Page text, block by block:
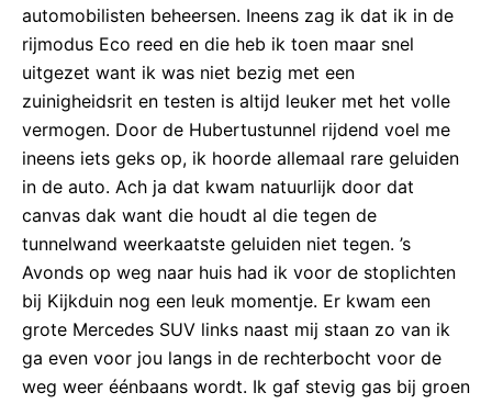
automobilisten beheersen. Ineens zag ik dat ik in de
rijmodus Eco reed en die heb ik toen maar snel
uitgezet want ik was niet bezig met een
zuinigheidsrit en testen is altijd leuker met het volle
vermogen. Door de Hubertustunnel rijdend voel me
ineens iets geks op, ik hoorde allemaal rare geluiden
in de auto. Ach ja dat kwam natuurlijk door dat
canvas dak want die houdt al die tegen de
tunnelwand weerkaatste geluiden niet tegen. ’s
Avonds op weg naar huis had ik voor de stoplichten
bij Kijkduin nog een leuk momentje. Er kwam een
grote Mercedes SUV links naast mij staan zo van ik
ga even voor jou langs in de rechterbocht voor de
weg weer éénbaans wordt. Ik gaf stevig gas bij groen